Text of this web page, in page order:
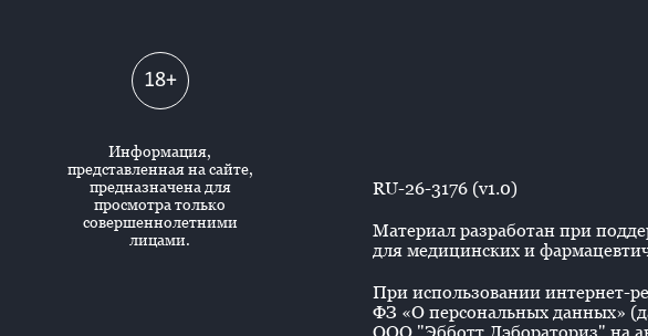
18+
Информация,
представленная на сайте,
предназначена для
просмотра только
совершеннолетними
лицами.
RU-26-3176 (v1.0)
Материал разработан при
для медицинских и
При использовании интернет-
ФЗ «О персональных данных»
ООО "Эбботт Лэбораториз" на